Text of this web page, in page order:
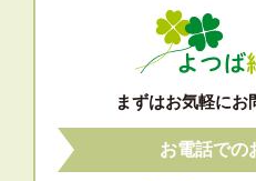
まずはお気軽にお
お電話での